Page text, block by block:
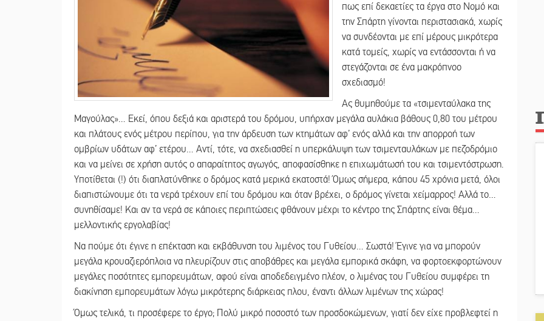
πως επί δεκαετίες τα έργα στο Νομό και
την Σπάρτη γίνονται περιστασιακά, χωρίς
να συνδέονται με επί μέρους μικρότερα
κατά τομείς, χωρίς να εντάσσονται ή να
στεγάζονται σε ένα μακρόπνοο
σχεδιασμό!
Ας θυμηθούμε τα «τσιμενταύλακα της
Μαγούλας»… Εκεί, όπου δεξιά και αριστερά του δρόμου, υπήρχαν μεγάλα αυλάκια βάθους 0,80 του μέτρου
και πλάτους ενός μέτρου περίπου, για την άρδευση των κτημάτων αφ’ ενός αλλά και την απορροή των
ομβρίων υδάτων αφ’ ετέρου… Αντί, τότε, να σχεδιασθεί η υπερκάλυψη των τσιμενταυλάκων με πεζοδρόμιο
και να μείνει σε χρήση αυτός ο απαραίτητος αγωγός, αποφασίσθηκε η επιχωμάτωσή του και τσιμεντόστρωση.
Υποτίθεται (!) ότι διαπλατύνθηκε ο δρόμος κατά μερικά εκατοστά! Όμως σήμερα, κάπου 45 χρόνια μετά, όλοι
διαπιστώνουμε ότι τα νερά τρέχουν επί του δρόμου και όταν βρέχει, ο δρόμος γίνεται χείμαρρος! Αλλά το…
συνηθίσαμε! Και αν τα νερά σε κάποιες περιπτώσεις φθάνουν μέχρι το κέντρο της Σπάρτης είναι θέμα…
μελλοντικής εργολαβίας!
Να πούμε ότι έγινε η επέκταση και εκβάθυνση του λιμένος του Γυθείου… Σωστά! Έγινε για να μπορούν
μεγάλα κρουαζιερόπλοια να πλευρίζουν στις αποβάθρες και μεγάλα εμπορικά σκάφη, να φορτοεκφορτώνουν
μεγάλες ποσότητες εμπορευμάτων, αφού είναι αποδεδειγμένο πλέον, ο λιμένας του Γυθείου συμφέρει τη
διακίνηση εμπορευμάτων λόγω μικρότερης διάρκειας πλου, έναντι άλλων λιμένων της χώρας!
Όμως τελικά, τι προσέφερε το έργο; Πολύ μικρό ποσοστό των προσδοκώμενων, γιατί δεν είχε προβλεφτεί η